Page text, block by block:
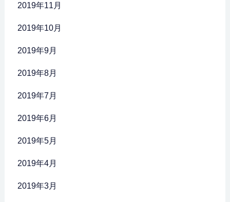
2019年11月
2019年10月
2019年9月
2019年8月
2019年7月
2019年6月
2019年5月
2019年4月
2019年3月